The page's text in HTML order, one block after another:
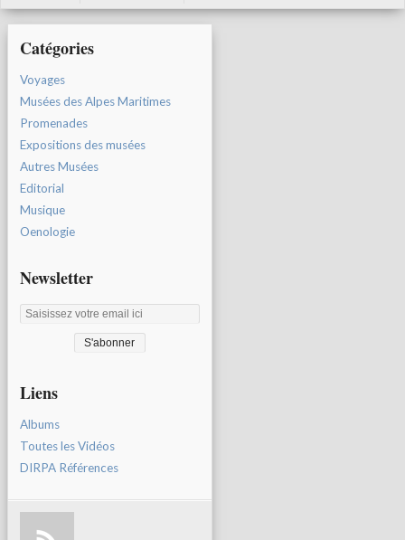
Catégories
Voyages
Musées des Alpes Maritimes
Promenades
Expositions des musées
Autres Musées
Editorial
Musique
Oenologie
Newsletter
Liens
Albums
Toutes les Vidéos
DIRPA Références